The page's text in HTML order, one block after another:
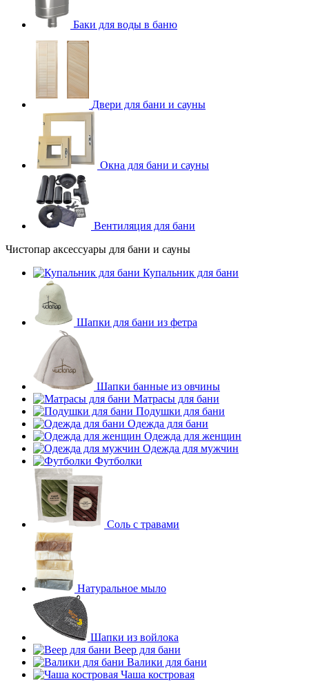
Баки для воды в баню
Двери для бани и сауны
Окна для бани и сауны
Вентиляция для бани
Чистопар аксессуары для бани и сауны
Купальник для бани
Шапки для бани из фетра
Шапки банные из овчины
Матрасы для бани
Подушки для бани
Одежда для бани
Одежда для женщин
Одежда для мужчин
Футболки
Соль с травами
Натуральное мыло
Шапки из войлока
Веер для бани
Валики для бани
Чаша костровая